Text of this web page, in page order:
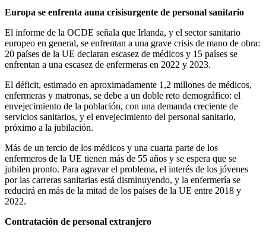
Europa se enfrenta auna crisisurgente de personal sanitario
El informe de la OCDE señala que Irlanda, y el sector sanitario
europeo en general, se enfrentan a una grave crisis de mano de obra:
20 países de la UE declaran escasez de médicos y 15 países se
enfrentan a una escasez de enfermeras en 2022 y 2023.
El déficit, estimado en aproximadamente 1,2 millones de médicos,
enfermeras y matronas, se debe a un doble reto demográfico: el
envejecimiento de la población, con una demanda creciente de
servicios sanitarios, y el envejecimiento del personal sanitario,
próximo a la jubilación.
Más de un tercio de los médicos y una cuarta parte de los
enfermeros de la UE tienen más de 55 años y se espera que se
jubilen pronto. Para agravar el problema, el interés de los jóvenes
por las carreras sanitarias está disminuyendo, y la enfermería se
reducirá en más de la mitad de los países de la UE entre 2018 y
2022.
Contratación de personal extranjero